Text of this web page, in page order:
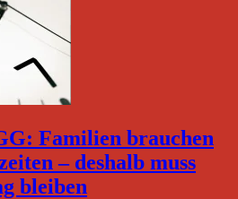
Familien brauchen
– deshalb muss
bleiben